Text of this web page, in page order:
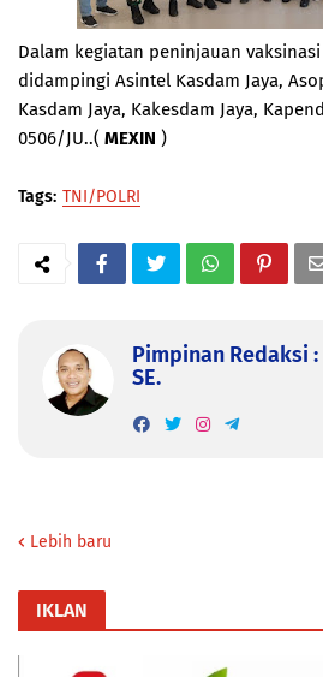
Dalam kegiatan peninjauan vaksinasi
didampingi Asintel Kasdam Jaya,
Kasdam Jaya, Kakesdam Jaya,
0506/JU..( MEXIN )
Tags: TNI/POLRI
Pimpinan Redaksi :
SE.
Lebih baru
IKLAN